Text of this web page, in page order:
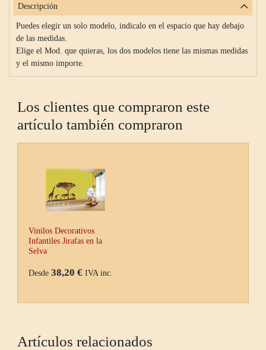
Descripción
Puedes elegir un solo modelo, indicalo en el espacio que hay debajo
de las medidas.
Elige el Mod. que quieras, los dos modelos tiene las mismas medidas
y el mismo importe.
Los clientes que compraron este
artículo también compraron
Vinilos Decorativos
Infantiles Jirafas en la
Selva
Desde 38,20 € IVA inc.
Artículos relacionados